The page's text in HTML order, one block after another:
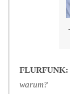
FLURFUNK:
warum?